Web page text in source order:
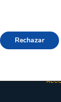
Rechazar